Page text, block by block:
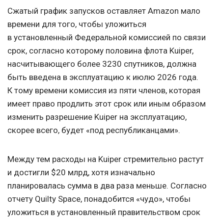
Сжатый график запусков оставляет Amazon мало
времени для того, чтобы уложиться
в установленный Федеральной комиссией по связи
срок, согласно которому половина флота Kuiper,
насчитывающего более 3230 спутников, должна
быть введена в эксплуатацию к июлю 2026 года.
К тому времени комиссия из пяти членов, которая
имеет право продлить этот срок или иным образом
изменить разрешение Kuiper на эксплуатацию,
скорее всего, будет «под республиканцами».
Между тем расходы на Kuiper стремительно растут
и достигли $20 млрд, хотя изначально
планировалась сумма в два раза меньше. Согласно
отчету Quilty Space, понадобится «чудо», чтобы
уложиться в установленный правительством срок